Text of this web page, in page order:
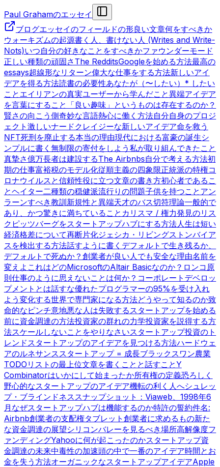
Paul Grahamのエッセイ
ブログエッセイのフィールドの形良い文章何をすべきか
ウォーキズムの起源書く人、書けない人 (Writes and Write-
Nots)いつ自分の好きなことをすべきかファウンダーモード
正しい種類の頑固さ The RedditsGoogleを始める方法最高の
essays超線形なリターン偉大な仕事をする方法新しいアイ
デアを得る方法読書の必要性あなたが（〜したい）* したい
こと エイリアンの真実ユーザーから学んだこと異端アイデア
を言葉にすること 「良い趣味」というものは存在するのか？
賢さの向こう側奇妙な言語熱心に働く方法自分自身のプロジ
ェクト 激しいナード クレイジーな新しいアイデア命を救う
NFT死刑を廃止する本当の理由現代における富豪の誕生シ
ンプルに書く 無制限の寄付をしよう 私が取り組んできたこと
真摯さ億万長者は建設するThe Airbnbs自分で考える方法初
期の仕事富裕税のモデル化従順主義の四象限正統派の特権コ
ロナウイルスと信頼性役に立つ文章の書き方初心者であるこ
とヘイター二種類の穏健派流行りの問題子供を持つこと アン
ラーンすべき教訓 新規性と異端天才のバス切符理論一般的で
あり、かつ驚きに満ちていること カリスマ / 権力発見のリス
ク ピッツバーグをスタートアップハブにする方法人生は短い
経済格差について再断片化ジェシカ・リビングストンバイア
スを検出する方法話すように書く デフォルトで生き残るか、
デフォルトで死ぬか？ 創業者が良い人でも安全な理由名前を
変えよ これはどのMicrosoftのAltair Basicなのか？ ロンコ原
則仕事のように思えないことは何か？ コーポレートデベロッ
プメントとは話すな優れたプログラマーの95%を受け入れ
よう 変化する世界で専門家になる方法どうやって知るのか致
命的なピンチ意地悪な人は失敗するスタートアップを始める
前に資金調達の方法投資家の群れの力学投資家を説得する方
法スケールしないことをやりなさいスタートアップ投資のト
レンドスタートアップのアイデアを見つける方法ハードウェ
アのルネサンススタートアップ = 成長ブラックスワン農業
TODOリストの最上位文章を書くことと話すことY
Combinatorはいかにして始まったか所有権の定義恐ろしく
野心的なスタートアップのアイデア機転の利く人へシュレッ
プ・ブラインドネススナップショット：Viaweb、1998年6
月 なぜスタートアップハブは機能するのか特許の誓約件名:
Airbnb創業者の支配権タブレット 創業者に求めるもの新た
な資金調達の展望シリコンバレーを見るべき場所高解像度フ
ァンディングYahooに何が起こったのかスタートアップ資
金調達の未来中毒性の加速頭の中で一番のアイデア時間とお
金を失う方法オーガニックなスタートアップアイデアApple